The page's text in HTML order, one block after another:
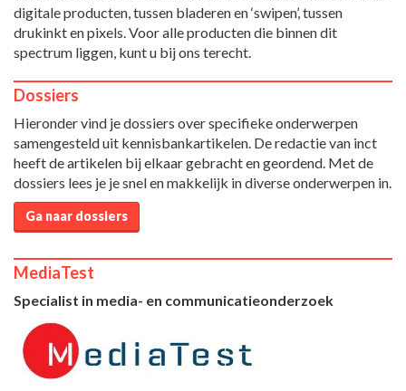
digitale producten, tussen bladeren en ‘swipen’, tussen
drukinkt en pixels. Voor alle producten die binnen dit
spectrum liggen, kunt u bij ons terecht.
Dossiers
Hieronder vind je dossiers over specifieke onderwerpen
samengesteld uit kennisbankartikelen. De redactie van inct
heeft de artikelen bij elkaar gebracht en geordend. Met de
dossiers lees je je snel en makkelijk in diverse onderwerpen in.
Ga naar dossiers
MediaTest
Specialist in media- en communicatieonderzoek